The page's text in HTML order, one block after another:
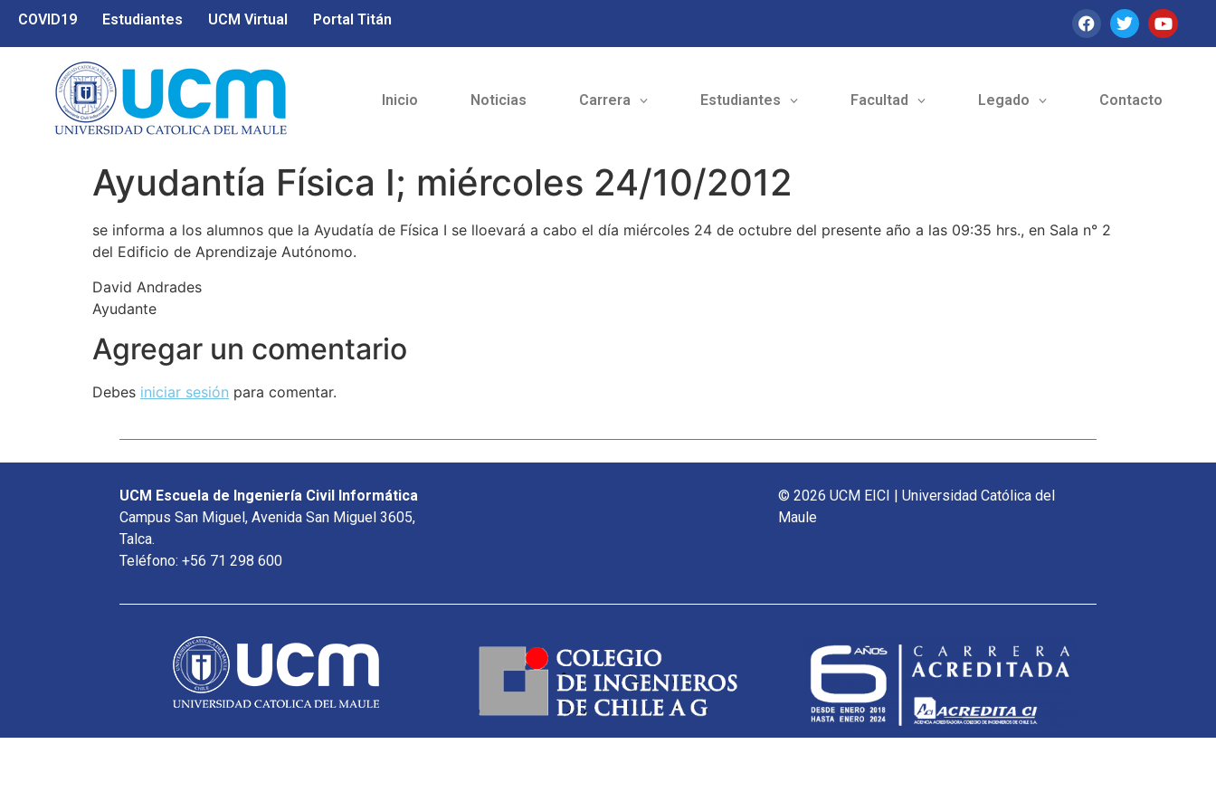
COVID19 Estudiantes UCM Virtual Portal Titán
Inicio Noticias Carrera Estudiantes Facultad Legado Contacto
Ayudantía Física I; miércoles 24/10/2012
se informa a los alumnos que la Ayudatía de Física I se lloevará a cabo el día miércoles 24 de octubre del presente año a las 09:35 hrs., en Sala n° 2
del Edificio de Aprendizaje Autónomo.
David Andrades
Ayudante
Agregar un comentario
Debes iniciar sesión para comentar.
UCM Escuela de Ingeniería Civil Informática
Campus San Miguel, Avenida San Miguel 3605,
Talca.
Teléfono: +56 71 298 600
© 2026 UCM EICI | Universidad Católica del
Maule